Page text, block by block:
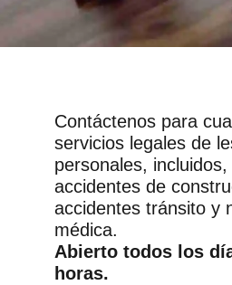
Contáctenos para
servicios legales de
personales, incluidos,
accidentes de
accidentes tránsito y
médica.
Abierto todos los
horas.